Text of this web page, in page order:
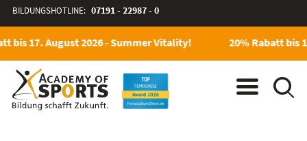
BILDUNGSHOTLINE: 07191 - 22987 - 0
bis 17. August 2026 - Summer Vitality! 20% Rabatt bis